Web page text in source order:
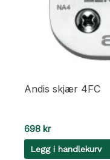
Andis skjær 4FC
698 kr
Legg i handlekurv